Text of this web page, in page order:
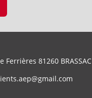
Ferrières 81260 BRASSAC